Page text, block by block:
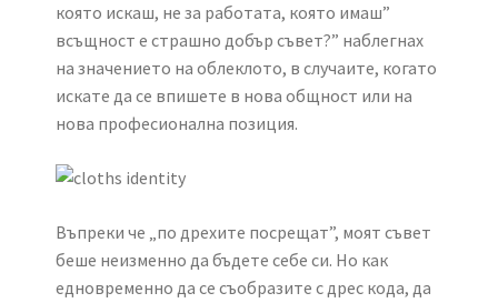
която искаш, не за работата, която имаш”
всъщност е страшно добър съвет?” наблегнах
на значението на облеклото, в случаите, когато
искате да се впишете в нова общност или на
нова професионална позиция.
Въпреки че „по дрехите посрещат”, моят съвет
беше неизменно да бъдете себе си. Но как
едновременно да се съобразите с дрес кода, да